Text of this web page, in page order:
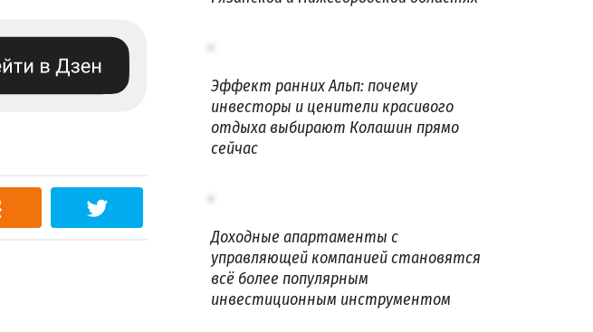
Эффект ранних Альп: почему
инвесторы и ценители красивого
отдыха выбирают Колашин прямо
сейчас
Доходные апартаменты с
управляющей компанией становятся
всё более популярным
инвестиционным инструментом